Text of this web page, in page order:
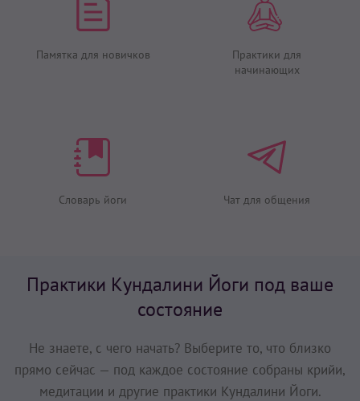
Памятка для новичков
Практики для
начинающих
Словарь йоги Чат для общения
Практики Кундалини Йоги под ваше
состояние
Не знаете, с чего начать? Выберите то, что близко
прямо сейчас — под каждое состояние собраны крийи,
медитации и другие практики Кундалини Йоги.